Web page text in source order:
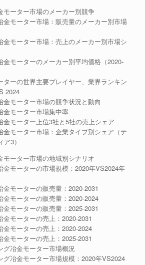
モーター市場のメーカー別競争
金モーター市場：販売量のメーカー別市場
金モーター市場：売上のメーカー別市場シ
金モーターのメーカー別平均価格（2020-
ターの世界主要プレイヤー、業界ランキン
2024
金モーター市場の競争状況と動向
金モーター市場集中率
金モーター上位3社と5社の売上シェア
金モーター市場：企業タイプ別シェア（テ
3）
モーター市場の地域別シナリオ
金モーターの市場規模：2020年VS2024年
モーターの販売量：2020-2031
金モーターの販売量：2020-2024
モーターの販売量：2025-2031
モーターの売上：2020-2031
金モーターの売上：2020-2024
モーターの売上：2025-2031
グ冶金モーター市場概況
グ冶金モーター市場規模：2020年VS2024